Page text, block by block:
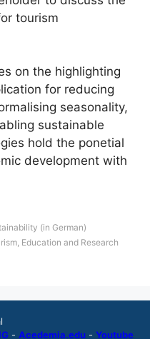
tourism
on the highlighting
for reducing
seasonality,
sustainable
hold the ponetial
development with
(in German)
Education and Research
- Acedemia.edu - Youtube